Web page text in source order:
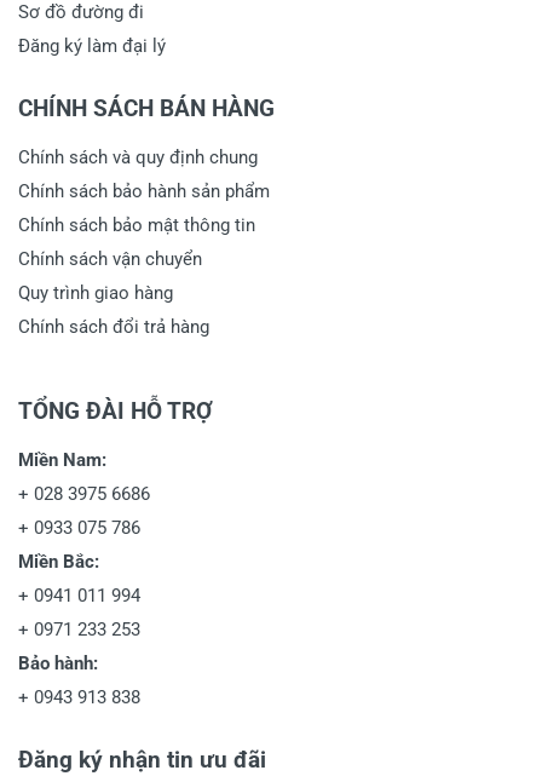
Sơ đồ đường đi
Đăng ký làm đại lý
CHÍNH SÁCH BÁN HÀNG
Chính sách và quy định chung
Chính sách bảo hành sản phẩm
Chính sách bảo mật thông tin
Chính sách vận chuyển
Quy trình giao hàng
Chính sách đổi trả hàng
TỔNG ĐÀI HỖ TRỢ
Miền Nam:
+ 028 3975 6686
+ 0933 075 786
Miền Bắc:
+ 0941 011 994
+ 0971 233 253
Bảo hành:
+ 0943 913 838
Đăng ký nhận tin ưu đãi